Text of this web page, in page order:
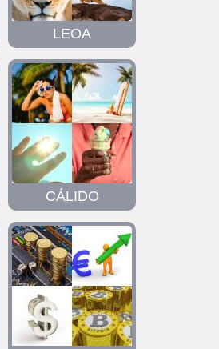
LEOA
CÁLIDO